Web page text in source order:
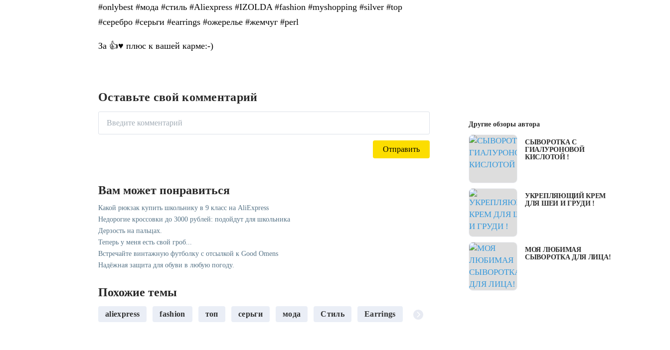
#оnlybest #мoдa #стиль #Aliexpress #IZOLDA #fashion #myshopping #silver #top
#серебро #серьги #earrings #ожерелье #жемчуг #perl
За 👍♥ плюс к вашей карме:-)
Оставьте свой комментарий
Вам может понравиться
Какой рюкзак купить школьнику в 9 класс на AliExpress
Недорогие кроссовки до 3000 рублей: подойдут для школьника
Дерзость на пальцах.
Теперь у меня есть свой гроб...
Встречайте винтажную футболку с отсылкой к Good Omens
Надёжная защита для обуви в любую погоду.
Похожие темы
aliexpress fashion топ серьги мода Стиль Earrings myshopping
Другие обзоры автора
СЫВОРОТКА С
ГИАЛУРОНОВОЙ
КИСЛОТОЙ !
УКРЕПЛЯЮЩИЙ КРЕМ
ДЛЯ ШЕИ И ГРУДИ !
МОЯ ЛЮБИМАЯ
СЫВОРОТКА ДЛЯ ЛИЦА!